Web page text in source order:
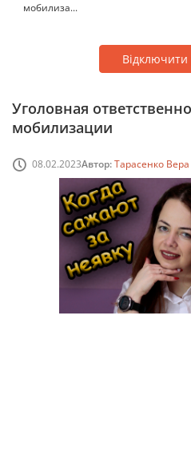
мобилиза...
Уголовная
мобилизации
08.02.2023Автор:Тарасенко